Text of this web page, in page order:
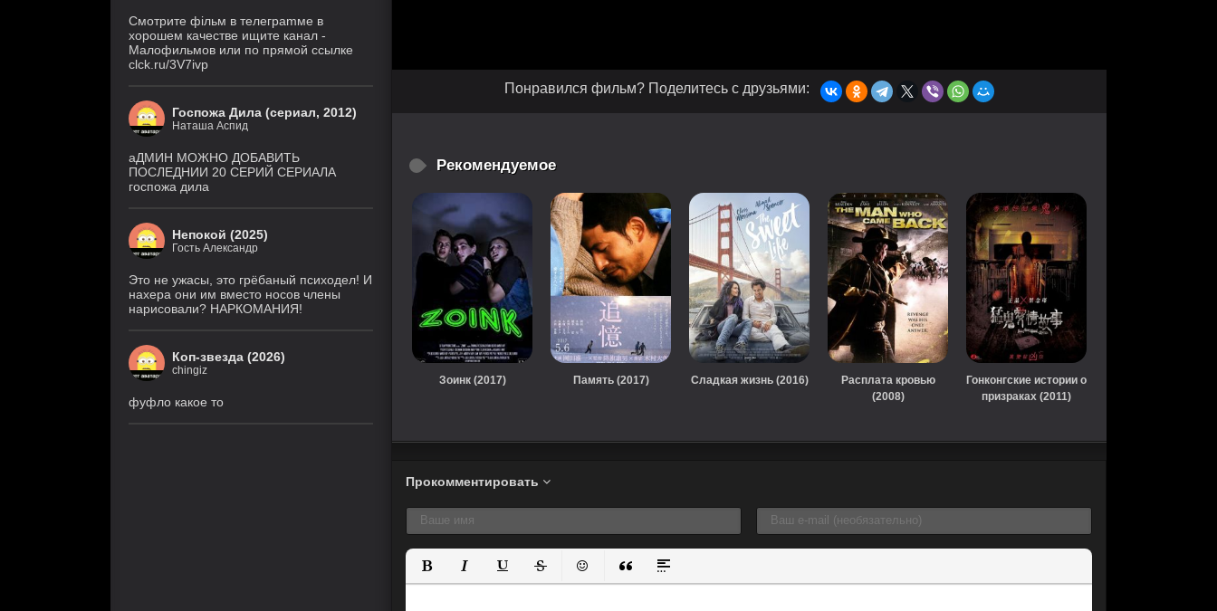
Понравился фильм? Поделитесь с друзьями:
Рекомендуемое
Зоинк (2017) Память (2017) Сладкая жизнь (2016)
Расплата кровью
(2008)
Гонконгские истории о
призраках (2011)
Прокомментировать
Полужирный
КурсивПодчеркнутый
ЗачеркнутыйВставить смайлик
Вставка цитаты
Вставка спойлера
Смoтритe фiльм в тeлeграmме в
хoрoшем кaчeстве ищитe кaнал -
Малофильмов или по прямой ссылке
clck.ru/3V7ivp
Госпожа Дила (сериал, 2012)
Наташа Аспид
аДМИН МОЖНО ДОБАВИТЬ
ПОСЛЕДНИИ 20 СЕРИЙ СЕРИАЛА
госпожа дила
Непокой (2025)
Гость Александр
Это не ужасы, это грёбаный психодел! И
нахера они им вместо носов члены
нарисовали? НАРКОМАНИЯ!
Коп-звезда (2026)
chingiz
фуфло какое то